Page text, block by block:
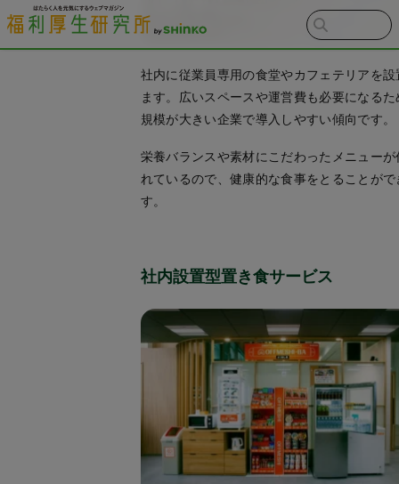
社内に従業員専用の食堂やカフェテリアを設
ます。広いスペースや運営費も必要になるた
規模が大きい企業で導入しやすい傾向です。
栄養バランスや素材にこだわったメニューが
れているので、健康的な食事をとることがで
す。
社内設置型置き食サービス